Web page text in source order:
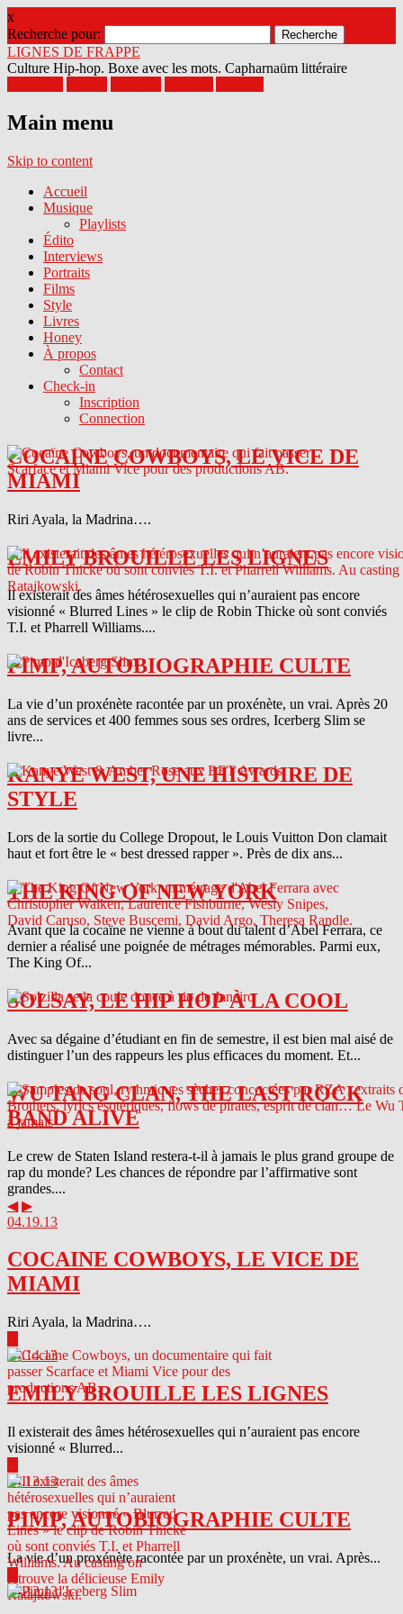
x
Recherche pour:
LIGNES DE FRAPPE
Culture Hip-hop. Boxe avec les mots. Capharnaüm littéraire
Main menu
Skip to content
Accueil
Musique
Playlists
Édito
Interviews
Portraits
Films
Style
Livres
Honey
À propos
Contact
Check-in
Inscription
Connection
COCAINE COWBOYS, LE VICE DE
MIAMI
Riri Ayala, la Madrina….
EMILY BROUILLE LES LIGNES
Il existerait des âmes hétérosexuelles qui n’auraient pas encore
visionné « Blurred Lines » le clip de Robin Thicke où sont conviés
T.I. et Pharrell Williams....
PIMP, AUTOBIOGRAPHIE CULTE
La vie d’un proxénète racontée par un proxénète, un vrai. Après 20
ans de services et 400 femmes sous ses ordres, Icerberg Slim se
livre...
KANYE WEST, UNE HISTOIRE DE
STYLE
Lors de la sortie du College Dropout, le Louis Vuitton Don clamait
haut et fort être le « best dressed rapper ». Près de dix ans...
THE KING OF NEW YORK
Avant que la cocaïne ne vienne à bout du talent d’Abel Ferrara, ce
dernier a réalisé une poignée de métrages mémorables. Parmi eux,
The King Of...
SOLSAY, LE HIP HOP À LA COOL
Avec sa dégaine d’étudiant en fin de semestre, il est bien mal aisé de
distinguer l’un des rappeurs les plus efficaces du moment. Et...
WU TANG CLAN, THE LAST ROCK
BAND ALIVE
Le crew de Staten Island restera-t-il à jamais le plus grand groupe de
rap du monde? Les chances de répondre par l’affirmative sont
grandes....
◀ ▶
04.19.13
COCAINE COWBOYS, LE VICE DE
MIAMI
Riri Ayala, la Madrina….
04.14.13
EMILY BROUILLE LES LIGNES
Il existerait des âmes hétérosexuelles qui n’auraient pas encore
visionné « Blurred...
04.13.13
PIMP, AUTOBIOGRAPHIE CULTE
La vie d’un proxénète racontée par un proxénète, un vrai. Après...
04.12.13